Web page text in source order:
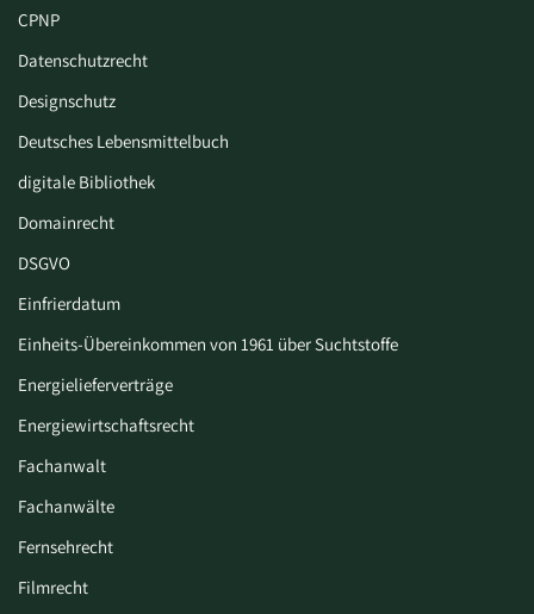
CPNP
Datenschutzrecht
Designschutz
Deutsches Lebensmittelbuch
digitale Bibliothek
Domainrecht
DSGVO
Einfrierdatum
Einheits-Übereinkommen von 1961 über Suchtstoffe
Energielieferverträge
Energiewirtschaftsrecht
Fachanwalt
Fachanwälte
Fernsehrecht
Filmrecht